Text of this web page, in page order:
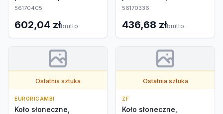
zewnętrzna
56170405
602,04 złbrutto
zewnętrzna
56170336
436,68 złbrutto
Ostatnia sztuka
EURORICAMBI
Koło słoneczne,
Ostatnia sztuka
ZF
Koło słoneczne,